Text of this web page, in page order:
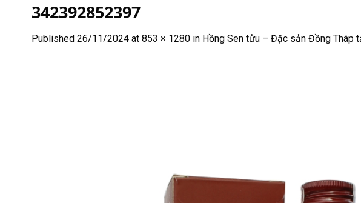
342392852397
Published 26/11/2024 at 853 × 1280 in Hồng Sen tửu – Đặc sản Đồng Tháp